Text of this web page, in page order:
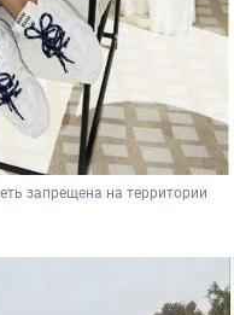
запрещена на территории